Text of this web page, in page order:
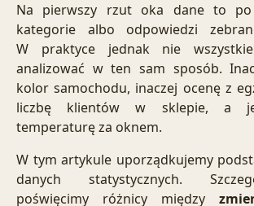
Na pierwszy rzut oka dane to po
kategorie albo odpowiedzi
W praktyce jednak nie
analizować w ten sam sposób.
kolor samochodu, inaczej ocenę z
liczbę klientów w sklepie, a
temperaturę za oknem.
W tym artykule uporządkujemy
danych statystycznych.
poświęcimy różnicy między